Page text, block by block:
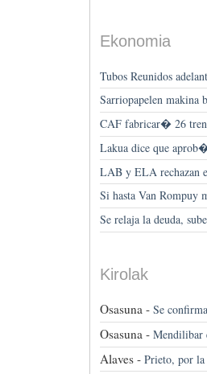
Ekonomia
Tubos Reunidos
Sarriopapelen makina
CAF fabricar� 26
Lakua dice que
LAB y ELA rechazan
Si hasta Van Rompuy
Se relaja la deuda,
Kirolak
Osasuna - Se
Osasuna - Mendilibar
Alaves - Prieto, por